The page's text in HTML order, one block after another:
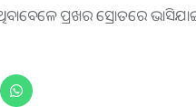
ପ୍ରଖର ସ୍ରୋତରେ